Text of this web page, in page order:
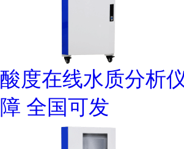
酸度在线水质分析
障 全国可发